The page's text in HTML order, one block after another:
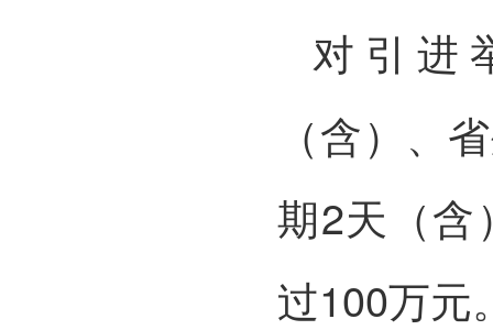
对引进
（含）、
期2天（含
过100万元